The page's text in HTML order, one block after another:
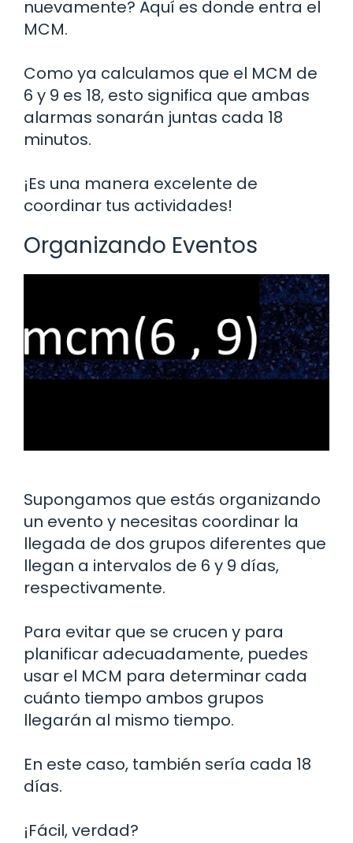
nuevamente? Aquí es donde entra el
MCM.
Como ya calculamos que el MCM de
6 y 9 es 18, esto significa que ambas
alarmas sonarán juntas cada 18
minutos.
¡Es una manera excelente de
coordinar tus actividades!
Organizando Eventos
Supongamos que estás organizando
un evento y necesitas coordinar la
llegada de dos grupos diferentes que
llegan a intervalos de 6 y 9 días,
respectivamente.
Para evitar que se crucen y para
planificar adecuadamente, puedes
usar el MCM para determinar cada
cuánto tiempo ambos grupos
llegarán al mismo tiempo.
En este caso, también sería cada 18
días.
¡Fácil, verdad?